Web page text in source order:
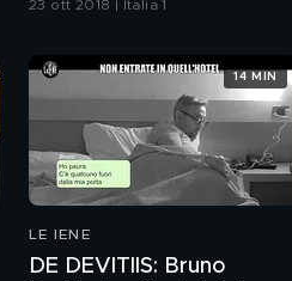
23 ott 2018 | Italia 1
LE IENE
DE DEVITIIS: Bruno
14 MIN